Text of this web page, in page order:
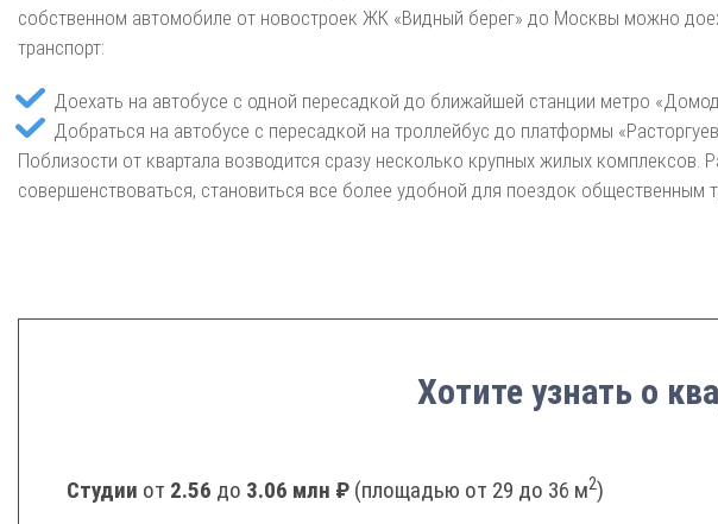
собственном автомобиле от новостроек ЖК «Видный берег» до Москвы можно
транспорт:
Доехать на автобусе с одной пересадкой до ближайшей станции метро
Добраться на автобусе с пересадкой на троллейбус до платформы
Поблизости от квартала возводится сразу несколько крупных жилых комплексов.
совершенствоваться, становиться все более удобной для поездок общественным
Хотите узнать о
Студии от 2.56 до 3.06 млн ₽ (площадью от 29 до 36 м2)